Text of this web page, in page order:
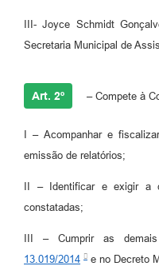
III- Joyce Schmidt
Secretaria Municipal de
Art. 2º – Compete à
I – Acompanhar e
emissão de relatórios;
II – Identificar e exigir a
constatadas;
III – Cumprir as
13.019/2014
e no Decreto